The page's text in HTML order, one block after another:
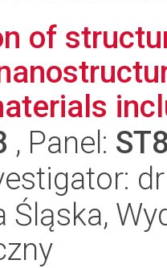
of
, Panel:
Śląska,